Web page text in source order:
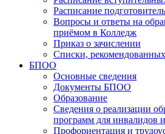
Расписание
Вопросы и ответы на
приёмом в Колледж
Приказ о зачислении
Списки,
БПОО
Основные сведения
Документы БПОО
Образование
Сведения о реализации
программ для
Профориентация и